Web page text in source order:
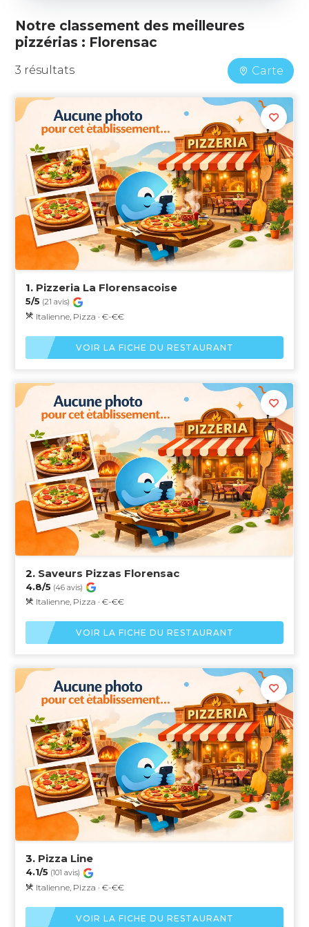
Notre classement des meilleures
pizzérias : Florensac
3 résultats Carte
1. Pizzeria La Florensacoise
5/5 (21 avis)
Italienne, Pizza · €-€€
VOIR LA FICHE DU RESTAURANT
2. Saveurs Pizzas Florensac
4.8/5 (46 avis)
Italienne, Pizza · €-€€
VOIR LA FICHE DU RESTAURANT
3. Pizza Line
4.1/5 (101 avis)
Italienne, Pizza · €-€€
VOIR LA FICHE DU RESTAURANT